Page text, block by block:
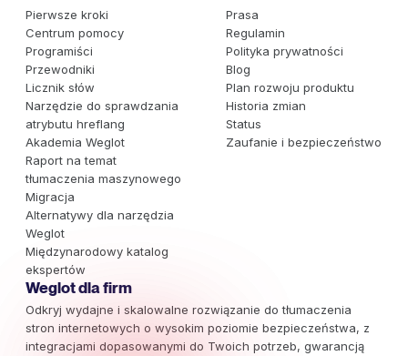
Pierwsze kroki
Centrum pomocy
Programiści
Przewodniki
Licznik słów
Narzędzie do sprawdzania
atrybutu hreflang
Akademia Weglot
Raport na temat
tłumaczenia maszynowego
Migracja
Alternatywy dla narzędzia
Weglot
Międzynarodowy katalog
ekspertów
Prasa
Regulamin
Polityka prywatności
Blog
Plan rozwoju produktu
Historia zmian
Status
Zaufanie i bezpieczeństwo
Weglot dla firm
Odkryj wydajne i skalowalne rozwiązanie do tłumaczenia
stron internetowych o wysokim poziomie bezpieczeństwa, z
integracjami dopasowanymi do Twoich potrzeb, gwarancją